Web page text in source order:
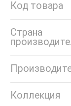
Код товара
Страна
Коллекция